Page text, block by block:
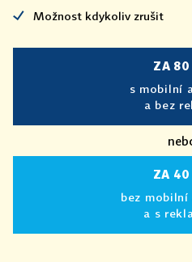
Možnost kdykoliv zrušit
ZA 80
s mobilní
a bez
ZA 40
bez
a s